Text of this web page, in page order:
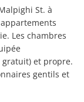
St. à
Les chambres
gratuit) et propre.
gentils et